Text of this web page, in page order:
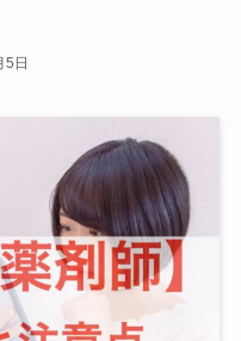
5日